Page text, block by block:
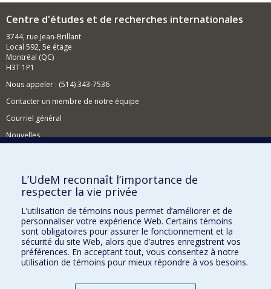
Centre d'études et de recherches internationales
3744, rue Jean-Brillant
Local 592, 5e étage
Montréal (QC)
H3T 1P1
Nous appeler : (514) 343-7536
Contacter un membre de notre équipe
Courriel général
Nouvelles
Comment soutenir le CÉRIUM?
BESOIN D'AIDE?
Plan du site
Signaler une erreur
Accessibilité
FACULTÉ DES ARTS ET DES SCIENCES
L’UdeM reconnaît l’importance de
respecter la vie privée
L’utilisation de témoins nous permet d’améliorer et de
personnaliser votre expérience Web. Certains témoins
sont obligatoires pour assurer le fonctionnement et la
sécurité du site Web, alors que d’autres enregistrent vos
préférences. En acceptant tout, vous consentez à notre
utilisation de témoins pour mieux répondre à vos besoins.